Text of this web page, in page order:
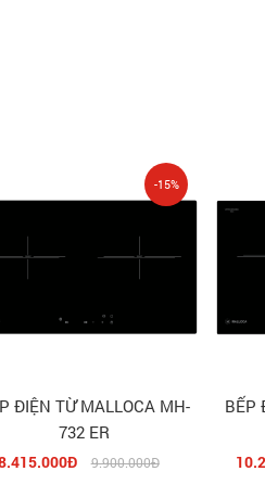
ĐIỆN TỪ MALLOCA MH-
732 ER
9.900.000Đ
-15%
BẾP